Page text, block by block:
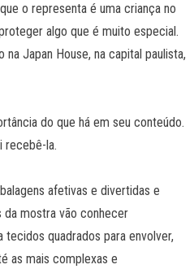
o representa é uma criança no
algo que é muito especial.
Japan House, na capital paulista,
do que há em seu conteúdo.
recebê-la.
afetivas e divertidas e
da mostra vão conhecer
quadrados para envolver,
as mais complexas e